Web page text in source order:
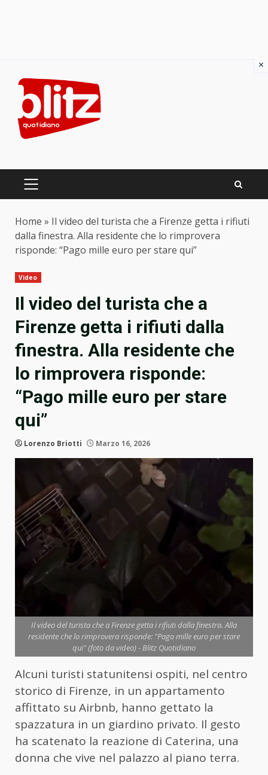
content
PRIMARY
Home » Il video del turista che a Firenze getta i rifiuti
dalla finestra. Alla residente che lo rimprovera
risponde: “Pago mille euro per stare qui”
Video
Il video del turista che a
Firenze getta i rifiuti dalla
finestra. Alla residente che
lo rimprovera risponde:
“Pago mille euro per stare
qui”
Lorenzo Briotti Marzo 16, 2026
Il video del turista che a Firenze getta i rifiuti dalla finestra. Alla
residente che lo rimprovera risponde: "Pago mille euro per stare
qui" (foto da video) - Blitz Quotidiano
Alcuni turisti statunitensi ospiti, nel centro
storico di Firenze, in un appartamento
affittato su Airbnb, hanno gettato la
spazzatura in un giardino privato. Il gesto
ha scatenato la reazione di Caterina, una
donna che vive nel palazzo al piano terra.
×